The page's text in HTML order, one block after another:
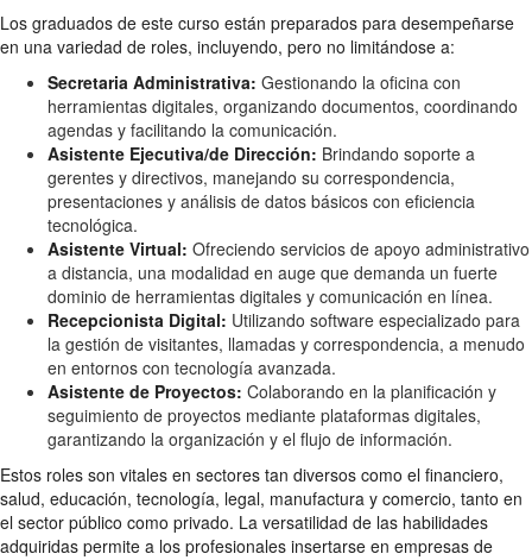
Los graduados de este curso están preparados para desempeñarse
en una variedad de roles, incluyendo, pero no limitándose a:
Secretaria Administrativa: Gestionando la oficina con
herramientas digitales, organizando documentos, coordinando
agendas y facilitando la comunicación.
Asistente Ejecutiva/de Dirección: Brindando soporte a
gerentes y directivos, manejando su correspondencia,
presentaciones y análisis de datos básicos con eficiencia
tecnológica.
Asistente Virtual: Ofreciendo servicios de apoyo administrativo
a distancia, una modalidad en auge que demanda un fuerte
dominio de herramientas digitales y comunicación en línea.
Recepcionista Digital: Utilizando software especializado para
la gestión de visitantes, llamadas y correspondencia, a menudo
en entornos con tecnología avanzada.
Asistente de Proyectos: Colaborando en la planificación y
seguimiento de proyectos mediante plataformas digitales,
garantizando la organización y el flujo de información.
Estos roles son vitales en sectores tan diversos como el financiero,
salud, educación, tecnología, legal, manufactura y comercio, tanto en
el sector público como privado. La versatilidad de las habilidades
adquiridas permite a los profesionales insertarse en empresas de